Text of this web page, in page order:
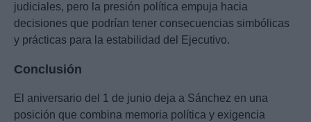
judiciales, pero la presión política empuja hacia
decisiones que podrían tener consecuencias simbólicas
y prácticas para la estabilidad del Ejecutivo.
Conclusión
El aniversario del 1 de junio deja a Sánchez en una
posición que combina memoria política y exigencia